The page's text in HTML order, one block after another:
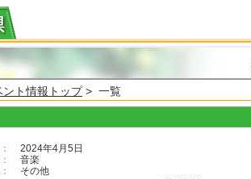
ント情報トップ> 一覧
2024年4月5日
音楽
その他